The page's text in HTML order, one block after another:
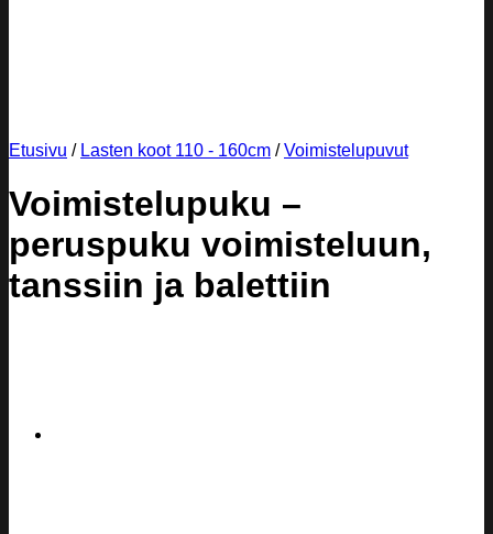
Etusivu / Lasten koot 110 - 160cm / Voimistelupuvut
Voimistelupuku –
peruspuku voimisteluun,
tanssiin ja balettiin